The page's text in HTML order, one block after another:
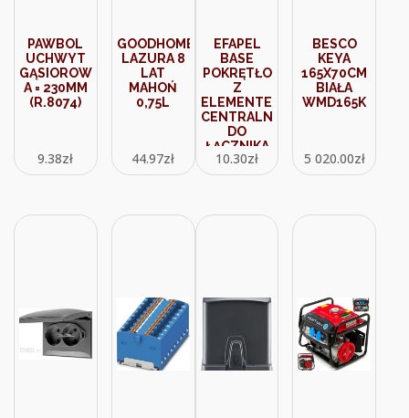
PAWBOL
UCHWYT
GĄSIOROWY
A = 230MM
(R.8074)
9.38zł
GOODHOME
LAZURA 8
LAT
MAHOŃ
0,75L
44.97zł
EFAPEL
BASE
POKRĘTŁO
Z
ELEMENTEM
CENTRALNYM
DO
ŁĄCZNIKA
ŻALUZJOWEGO
BIAŁY
10.30zł
BESCO
KEYA
165X70CM
BIAŁA
WMD165K
5 020.00zł